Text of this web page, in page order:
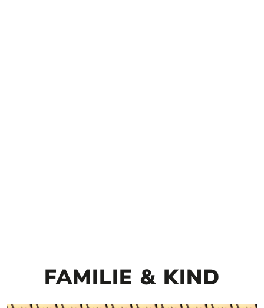
FAMILIE & KIND